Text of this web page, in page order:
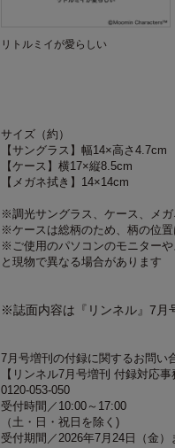
リトルミイが愛らしい
サイズ（約）
【サングラス】幅14×高さ4.7cm
【ケース】横17×縦8.5cm
【メガネ拭き】14×14cm
※調光サングラス、ケース、メ
※ケースは総柄のため、柄の位
※ご使用のパソコンのモニター
と現物で異なる場合があります
※誌面内容は『リンネル』7月
7月号増刊の付録に関するお問い
【リンネル7月号増刊 付録対応事
0120-053-050
受付時間／10:00～17:00
（土・日・祝日を除く)
受付期間／2026年7月24日（金）